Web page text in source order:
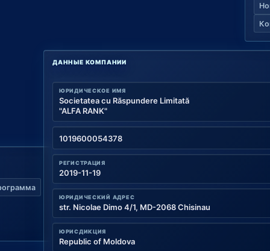
ДАННЫЕ КОМПАНИИ
ЮРИДИЧЕСКОЕ ИМЯ
Societatea cu Răspundere Limitată
"ALFA RANK"
1019600054378
РЕГИСТРАЦИЯ
2019-11-19
ЮРИДИЧЕСКИЙ АДРЕС
str. Nicolae Dimo 4/1, MD-2068 Chisinau
ЮРИСДИКЦИЯ
Republic of Moldova